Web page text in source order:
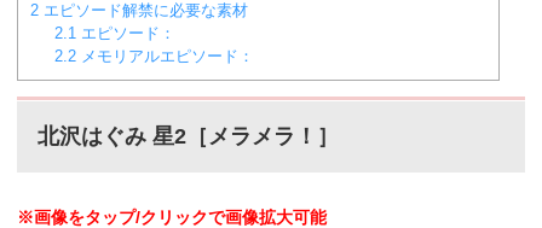
2 エピソード解禁に必要な素材
2.1 エピソード：
2.2 メモリアルエピソード：
北沢はぐみ 星2［メラメラ！］
※画像をタップ/クリックで画像拡大可能